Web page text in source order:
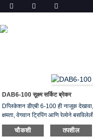
मुख्यपृष्ठ
DAB6-100 सूक्ष्म सर्किट ब्रेकर
Dप्लिकेशन डीएबी 6-100 ही नाजूक
क्षमता, वेगवान ट्रिपिंग आणि रेल्वेने
टिकाऊपणाचे अग्निशामक संरक्षण आणि
H० हर्ट्ज, एक खांबाचे २0० व्ही, दोन
चौकशी तपशील